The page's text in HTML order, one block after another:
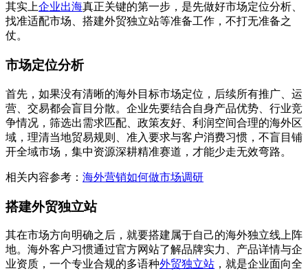
其实上企业出海真正关键的第一步，是先做好市场定位分析、
找准适配市场、搭建外贸独立站等准备工作，不打无准备之
仗。
市场定位分析
首先，如果没有清晰的海外目标市场定位，后续所有推广、运
营、交易都会盲目分散。企业先要结合自身产品优势、行业竞
争情况，筛选出需求匹配、政策友好、利润空间合理的海外区
域，理清当地贸易规则、准入要求与客户消费习惯，不盲目铺
开全域市场，集中资源深耕精准赛道，才能少走无效弯路。
相关内容参考： 海外营销如何做市场调研
搭建外贸独立站
其在市场方向明确之后，就要搭建属于自己的海外独立线上阵
地。海外客户习惯通过官方网站了解品牌实力、产品详情与企
业资质，一个专业合规的多语种外贸独立站 ，就是企业面向全